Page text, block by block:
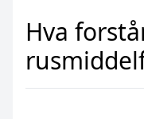
Hva